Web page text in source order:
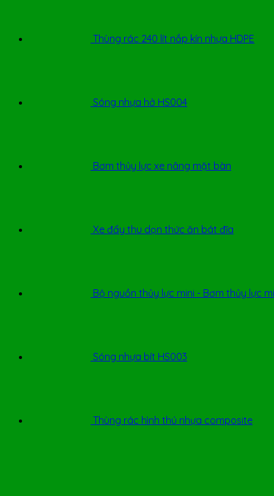
Thùng rác 240 lít nắp kín nhựa HDPE
Sóng nhựa hở HS004
Bơm thủy lực xe nâng mặt bàn
Xe đẩy thu dọn thức ăn bát đĩa
Bộ nguồn thủy lực mini - Bơm thủy lực
Sóng nhựa bít HS003
Thùng rác hình thú nhựa composite